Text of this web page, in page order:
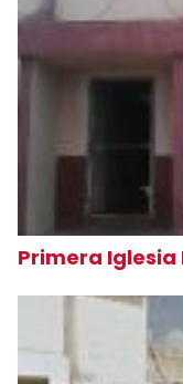
Primera Iglesia